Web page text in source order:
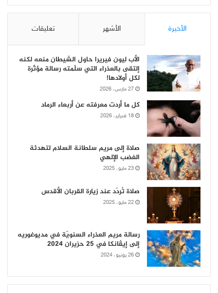
الأخيرة الأشهر تعليقات
الأب ليون فيريرا حاول الشيطان منعه لكنه
إلتقى بالعذراء التي سلّمته رسالة مؤثّرة
لكل أولادها!
27 مارس، 2026
كل ما أردت معرفته عن أربعاء الرماد
18 فبراير، 2026
صلاة إلى مريم سلطانة السلام لتهدئة
الغضب الإلهي
23 مايو، 2025
صلاة تُردّد عند زيارة القربان الأقدس
22 مايو، 2025
رسالة مريم العذراء السنويّة في مديوغوريه
إلى إيڤانكا في 25 حزيران 2024
26 يونيو، 2024